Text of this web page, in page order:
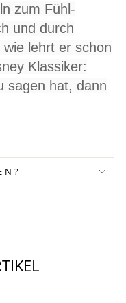
zum Fühl-
und durch
lehrt er schon
Klassiker:
sagen hat, dann